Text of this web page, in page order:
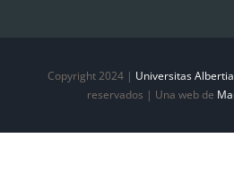
Copyright 2024 | Universitas
reservados | Una web de